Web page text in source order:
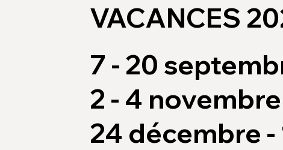
VACANCES
7 - 20
2 - 4 novembre
24 décembre -